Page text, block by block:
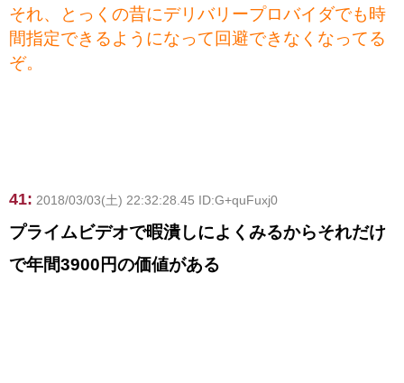
それ、とっくの昔にデリバリープロバイダでも時
間指定できるようになって回避できなくなってる
ぞ。
41: 2018/03/03(土) 22:32:28.45 ID:G+quFuxj0
プライムビデオで暇潰しによくみるからそれだけ
で年間3900円の価値がある